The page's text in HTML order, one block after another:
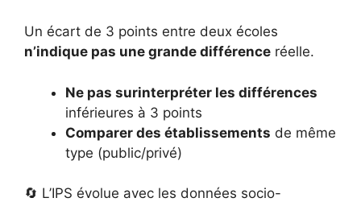
Un écart de 3 points entre deux écoles
n’indique pas une grande différence réelle.
Ne pas surinterpréter les différences
inférieures à 3 points
Comparer des établissements de même
type (public/privé)
🔄 L’IPS évolue avec les données socio-